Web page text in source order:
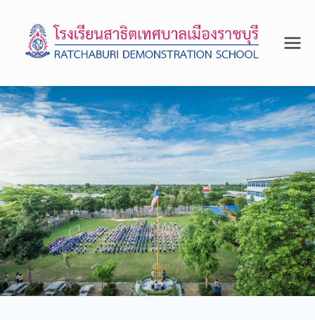
โรงเรีย
เทศบา
ลเมือง
ราชบุรี
สถาน
ศึกษา
รางวัล
พระรา
ชทาน
จังหวัด